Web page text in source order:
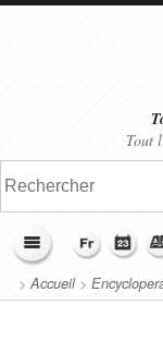
Tout
>Accueil>